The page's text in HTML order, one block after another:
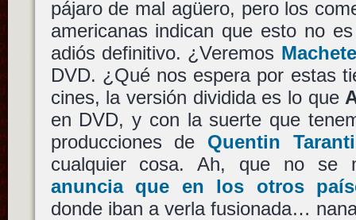
pájaro de mal agüero, pero los
americanas indican que esto no
adiós definitivo. ¿Veremos Machete
DVD. ¿Qué nos espera por estas
cines, la versión dividida es lo que
en DVD, y con la suerte que
producciones de Quentin
cualquier cosa. Ah, que no
anuncia que en los otros
donde iban a verla fusionada…